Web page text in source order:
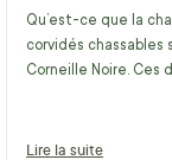
Qu’est-ce que la
corvidés chassables
Corneille Noire. Ces
Lire la suite